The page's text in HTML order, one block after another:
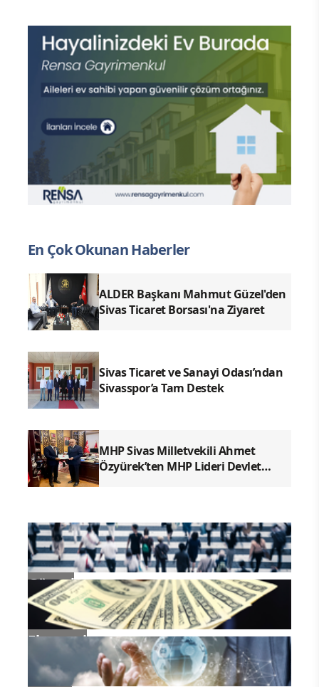
En Çok Okunan Haberler
ALDER Başkanı Mahmut Güzel'den
Sivas Ticaret Borsası'na Ziyaret
Sivas Ticaret ve Sanayi Odası’ndan
Sivasspor’a Tam Destek
MHP Sivas Milletvekili Ahmet
Özyürek’ten MHP Lideri Devlet
Güncel
Ekonomi